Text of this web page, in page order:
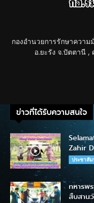
กองอำนวยการรักษาควา
อ.ยะรัง จ.ปัตตานี ,
ข่าวที่ได้รับความสนใจ
Zahir
ประชาสั
ทหารพ
สืบสาน